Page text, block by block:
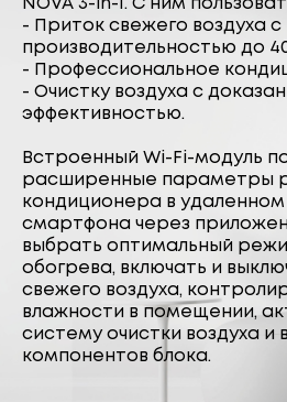
NOVA 3-in-1. С ним
- Приток свежего воздуха с
производительностью до
- Профессиональное
- Очистку воздуха с
эффективностью.
Встроенный Wi-Fi-модуль
расширенные параметры
кондиционера в
смартфона через
выбрать оптимальный
обогрева, включать и
свежего воздуха,
влажности в помещении,
систему очистки воздуха и
компонентов блока.